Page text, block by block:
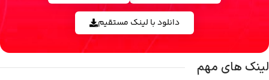
دانلود با لینک مستقیم
لینک های مهم